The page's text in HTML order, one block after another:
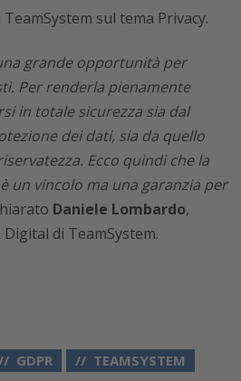
sul tema Privacy.
grande opportunità per
Per renderla pienamente
in totale sicurezza sia dal
dei dati, sia da quello
Ecco quindi che la
un vincolo ma una garanzia per
Daniele Lombardo,
di TeamSystem.
GDPR TEAMSYSTEM